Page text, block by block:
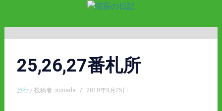
25,26,27番札所
旅行/ 投稿者: sunada / 2010年8月25日